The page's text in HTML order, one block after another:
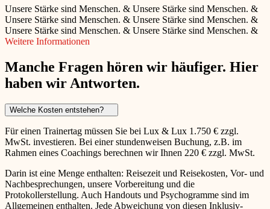
Unsere Stärke sind Menschen. & Unsere Stärke sind Menschen. &
Unsere Stärke sind Menschen. & Unsere Stärke sind Menschen. &
Unsere Stärke sind Menschen. & Unsere Stärke sind Menschen. &
Weitere Informationen
Manche Fragen hören wir häufiger. Hier
haben wir Antworten.
Welche Kosten entstehen?
Für einen Trainertag müssen Sie bei Lux & Lux 1.750 € zzgl.
MwSt. investieren. Bei einer stundenweisen Buchung, z.B. im
Rahmen eines Coachings berechnen wir Ihnen 220 € zzgl. MwSt.
Darin ist eine Menge enthalten: Reisezeit und Reisekosten, Vor- und
Nachbesprechungen, unsere Vorbereitung und die
Protokollerstellung. Auch Handouts und Psychogramme sind im
Allgemeinen enthalten. Jede Abweichung von diesen Inklusiv-